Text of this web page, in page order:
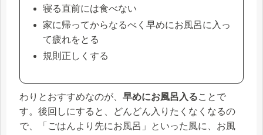
寝る直前には食べない
家に帰ってからなるべく早めにお風呂に入っ
て疲れをとる
規則正しくする
わりとおすすめなのが、 早めにお風呂入ることで
す。後回しにすると、どんどん入りたくなくなるの
で、「ごはんより先にお風呂」といった風に、お風